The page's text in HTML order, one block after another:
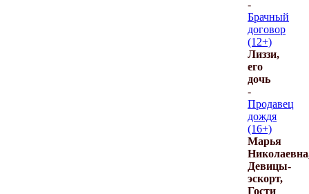
-
Брачный
договор
(12+)
Лиззи,
его
дочь
-
Продавец
дождя
(16+)
Марья
Девицы-
эскорт,
Гости